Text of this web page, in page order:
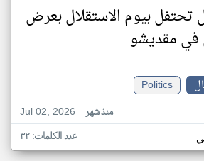
تحتفل بيوم الاستقلال بعرض
مقديشو
Politics
Jul 02, 2026
منذ شهر
عدد الكلمات: ٣٢